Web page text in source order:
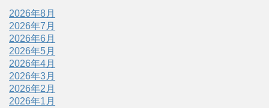
2026年8月
2026年7月
2026年6月
2026年5月
2026年4月
2026年3月
2026年2月
2026年1月